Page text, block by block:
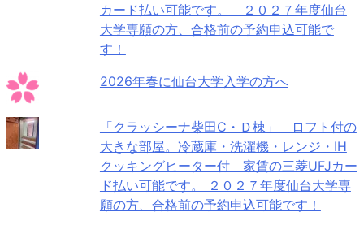
カード払い可能です。 ２０２７年度仙台
大学専願の方、合格前の予約申込可能で
す！
2026年春に仙台大学入学の方へ
「クラッシーナ柴田C・Ｄ棟」 ロフト付の
大きな部屋。冷蔵庫・洗濯機・レンジ・IH
クッキングヒーター付 家賃の三菱UFJカー
ド払い可能です。 ２０２７年度仙台大学専
願の方、合格前の予約申込可能です！